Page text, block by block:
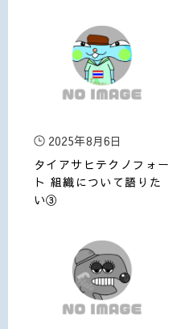
2025年8月6日
タイアサヒテクノフォー
ト 組織について語りた
い③